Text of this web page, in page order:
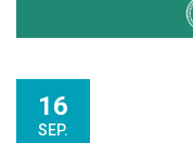
16
SEP.